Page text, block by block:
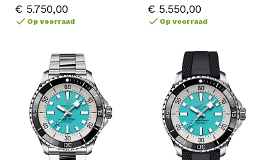
€ 5.750,00
Op voorraad
€ 5.550,00
Op voorraad